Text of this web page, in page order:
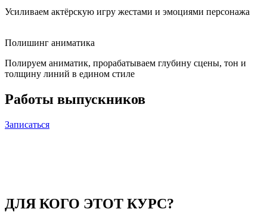
Усиливаем актёрскую игру жестами и эмоциями персонажа
Полишинг аниматика
Полируем аниматик, прорабатываем глубину сцены, тон и
толщину линий в едином стиле
Работы выпускников
Записаться
ДЛЯ КОГО ЭТОТ КУРС?